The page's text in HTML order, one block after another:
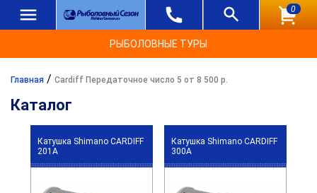
0
РЫБОЛОВНЫЕ ТУРЫ
Главная / Cardiff Передаточное число 5 от 8 500 р.
Каталог
Катушка Shimano CARDIFF
201A
Катушка Shimano CARDIFF
300A